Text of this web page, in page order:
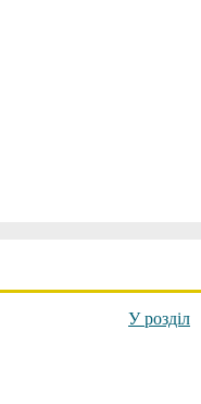
У розділ